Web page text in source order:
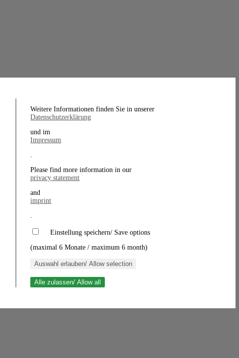
Weitere Informationen finden Sie in unserer
Datenschutzerklärung
und im
Impressum
.
Please find more information in our
privacy statement
and
imprint
.
Einstellung speichern/ Save options
(maximal 6 Monate / maximum 6 month)
Auswahl erlauben/ Allow selection
Alle zulassen/ Allow all